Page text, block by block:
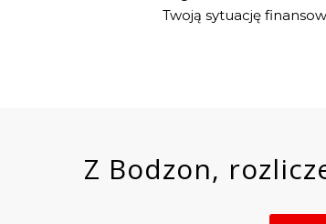
Twoją sytuację
Z Bodzon,